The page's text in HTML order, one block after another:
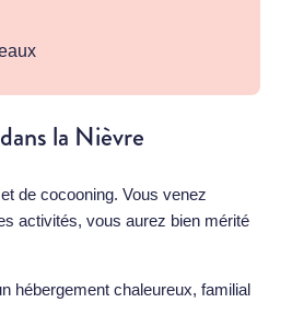
la Nièvre
de cocooning. Vous venez
activités, vous aurez bien mérité
hébergement chaleureux, familial